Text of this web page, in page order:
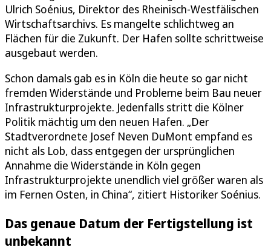
Ulrich Soénius, Direktor des Rheinisch-Westfälischen
Wirtschaftsarchivs. Es mangelte schlichtweg an
Flächen für die Zukunft. Der Hafen sollte schrittweise
ausgebaut werden.
Schon damals gab es in Köln die heute so gar nicht
fremden Widerstände und Probleme beim Bau neuer
Infrastrukturprojekte. Jedenfalls stritt die Kölner
Politik mächtig um den neuen Hafen. „Der
Stadtverordnete Josef Neven DuMont empfand es
nicht als Lob, dass entgegen der ursprünglichen
Annahme die Widerstände in Köln gegen
Infrastrukturprojekte unendlich viel größer waren als
im Fernen Osten, in China“, zitiert Historiker Soénius.
Das genaue Datum der Fertigstellung ist
unbekannt